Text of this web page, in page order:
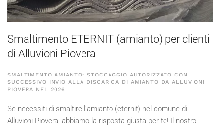
Smaltimento ETERNIT (amianto) per clienti
di Alluvioni Piovera
SMALTIMENTO AMIANTO: STOCCAGGIO AUTORIZZATO CON
SUCCESSIVO INVIO ALLA DISCARICA DI AMIANTO DA ALLUVIONI
PIOVERA NEL 2026
Se necessiti di smaltire l'amianto (eternit) nel comune di
Alluvioni Piovera, abbiamo la risposta giusta per te! Il nostro